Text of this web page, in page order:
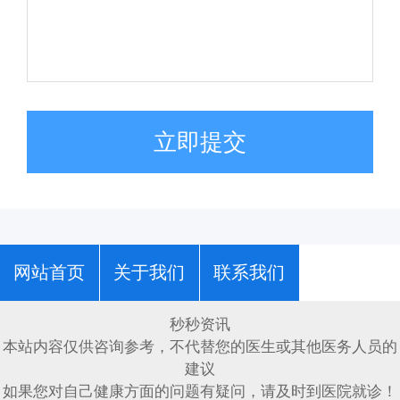
立即提交
网站首页 关于我们 联系我们
秒秒资讯
本站内容仅供咨询参考，不代替您的医生或其他医务人员的
建议
如果您对自己健康方面的问题有疑问，请及时到医院就诊！